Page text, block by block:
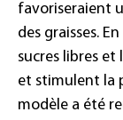
favoriseraient
des graisses.
sucres libres
et stimulent la
modèle a été